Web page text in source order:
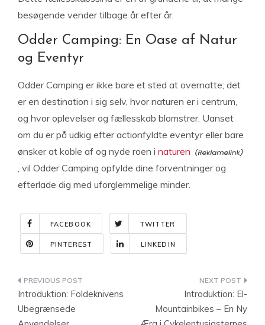
besøgende vender tilbage år efter år.
Odder Camping: En Oase af Natur
og Eventyr
Odder Camping er ikke bare et sted at overnatte; det
er en destination i sig selv, hvor naturen er i centrum,
og hvor oplevelser og fællesskab blomstrer. Uanset
om du er på udkig efter actionfyldte eventyr eller bare
ønsker at koble af og nyde roen i naturen
, vil Odder Camping opfylde dine forventninger og
efterlade dig med uforglemmelige minder.
FACEBOOK TWITTER
PINTEREST LINKEDIN
Indlægsnavigation
Introduktion: Foldeknivens
Ubegrænsede
Introduktion: El-
Mountainbikes – En Ny